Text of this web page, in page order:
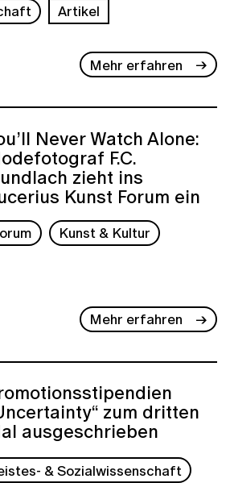
Artikel
Mehr erfahren
Never Watch Alone:
F.C.
zieht ins
Kunst Forum ein
Kunst & Kultur
Mehr erfahren
zum dritten
ausgeschrieben
& Sozialwissenschaft